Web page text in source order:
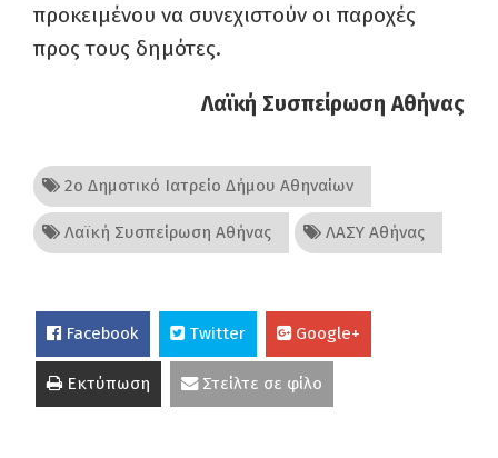
προκειμένου να συνεχιστούν οι παροχές
προς τους δημότες.
Λαϊκή Συσπείρωση Αθήνας
2ο Δημοτικό Ιατρείο Δήμου Αθηναίων
Λαϊκή Συσπείρωση Αθήνας ΛΑΣΥ Αθήνας
Facebook Twitter Google+
Εκτύπωση Στείλτε σε φίλο